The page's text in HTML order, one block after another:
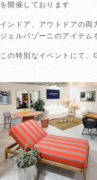
を開催しております
インドア、アウトドアの両
ジェルバゾーニのアイテム
この特別なイベントにて